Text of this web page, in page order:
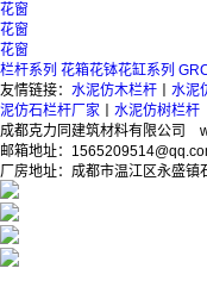
花窗
花窗
花窗
栏杆系列 花箱花钵花缸系列
友情链接： 水泥仿木栏杆 水泥
泥仿石栏杆厂家
水泥仿树栏杆
成都克力同建筑材料有限公司
邮箱地址：
厂房地址：成都市温江区永盛镇